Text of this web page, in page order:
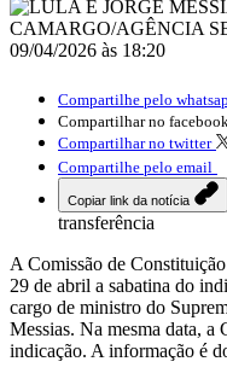
09/04/2026 às 18:20
Compartilhe pelo
Compartilhar no facebook
Compartilhar no twitter
Compartilhe pelo email
Copiar link da notícia
transferência
A Comissão de
29 de abril a sabatina do
cargo de ministro do
Messias. Na mesma data, a
indicação. A informação é